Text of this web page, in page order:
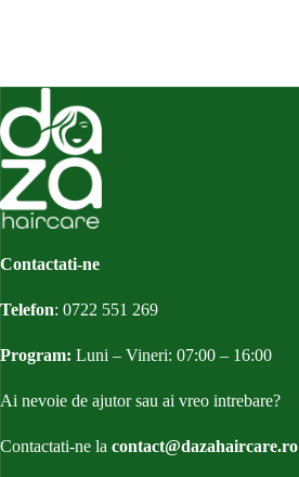
Contactati-ne
Telefon: 0722 551 269
Program: Luni – Vineri: 07:00 – 16:00
Ai nevoie de ajutor sau ai vreo intrebare?
Contactati-ne la contact@dazahaircare.ro